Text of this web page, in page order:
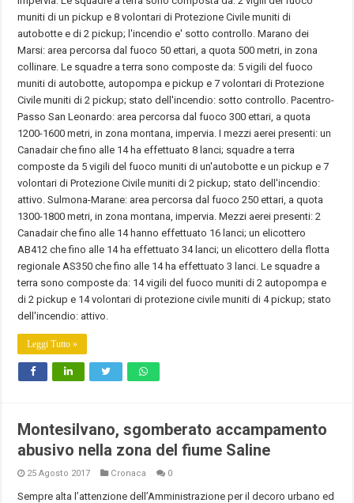
muniti di un pickup e 8 volontari di Protezione Civile muniti di
autobotte e di 2 pickup; l'incendio e' sotto controllo. Marano dei
Marsi: area percorsa dal fuoco 50 ettari, a quota 500 metri, in zona
collinare. Le squadre a terra sono composte da: 5 vigili del fuoco
muniti di autobotte, autopompa e pickup e 7 volontari di Protezione
Civile muniti di 2 pickup; stato dell'incendio: sotto controllo. Pacentro-
Passo San Leonardo: area percorsa dal fuoco 300 ettari, a quota
1200-1600 metri, in zona montana, impervia. I mezzi aerei presenti: un
Canadair che fino alle 14 ha effettuato 8 lanci; squadre a terra
composte da 5 vigili del fuoco muniti di un'autobotte e un pickup e 7
volontari di Protezione Civile muniti di 2 pickup; stato dell'incendio:
attivo. Sulmona-Marane: area percorsa dal fuoco 250 ettari, a quota
1300-1800 metri, in zona montana, impervia. Mezzi aerei presenti: 2
Canadair che fino alle 14 hanno effettuato 16 lanci; un elicottero
AB412 che fino alle 14 ha effettuato 34 lanci; un elicottero della flotta
regionale AS350 che fino alle 14 ha effettuato 3 lanci. Le squadre a
terra sono composte da: 14 vigili del fuoco muniti di 2 autopompa e
di 2 pickup e 14 volontari di protezione civile muniti di 4 pickup; stato
dell'incendio: attivo.
Leggi Tutto »
Montesilvano, sgomberato accampamento
abusivo nella zona del fiume Saline
25 Agosto 2017 Cronaca 0
Sempre alta l’attenzione dell’Amministrazione per il decoro urbano ed